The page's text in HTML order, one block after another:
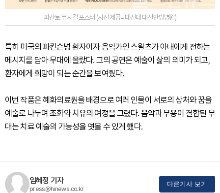
파칸토 뮤지컬 포스터 (사진 제공=대전대 대전한방병원)
특히 미국의 파킨슨병 환자이자 음악가인 스왈츠가 아내에게 전하는
메시지를 담아 무대에 올랐다. 그의 공연은 예술이 삶의 의미가 되고,
환자에게 희망이 되는 순간을 보여줬다.
이번 작품은 혜화의료원을 배경으로 여러 인물이 서로의 상처와 꿈을
예술로 나누며 조화와 치유의 여정을 그렸다. 음악과 무용이 결합된 무
대는 치료 예술의 가능성을 엿볼 수 있게 했다.
임혜정 기자
press@hinews.co.kr
다른기사 보기